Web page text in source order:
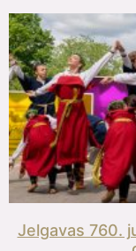
Jelgavas 760.